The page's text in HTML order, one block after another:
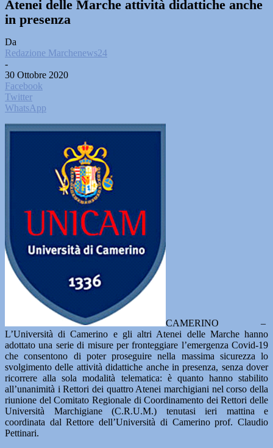
Atenei delle Marche attività didattiche anche
in presenza
Da
Redazione Marchenews24
-
30 Ottobre 2020
Facebook
Twitter
WhatsApp
CAMERINO –
L’Università di Camerino e gli altri Atenei delle Marche hanno
adottato una serie di misure per fronteggiare l’emergenza Covid-19
che consentono di poter proseguire nella massima sicurezza lo
svolgimento delle attività didattiche anche in presenza, senza dover
ricorrere alla sola modalità telematica: è quanto hanno stabilito
all’unanimità i Rettori dei quattro Atenei marchigiani nel corso della
riunione del Comitato Regionale di Coordinamento dei Rettori delle
Università Marchigiane (C.R.U.M.) tenutasi ieri mattina e
coordinata dal Rettore dell’Università di Camerino prof. Claudio
Pettinari.